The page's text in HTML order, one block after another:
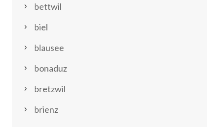
bettwil
biel
blausee
bonaduz
bretzwil
brienz